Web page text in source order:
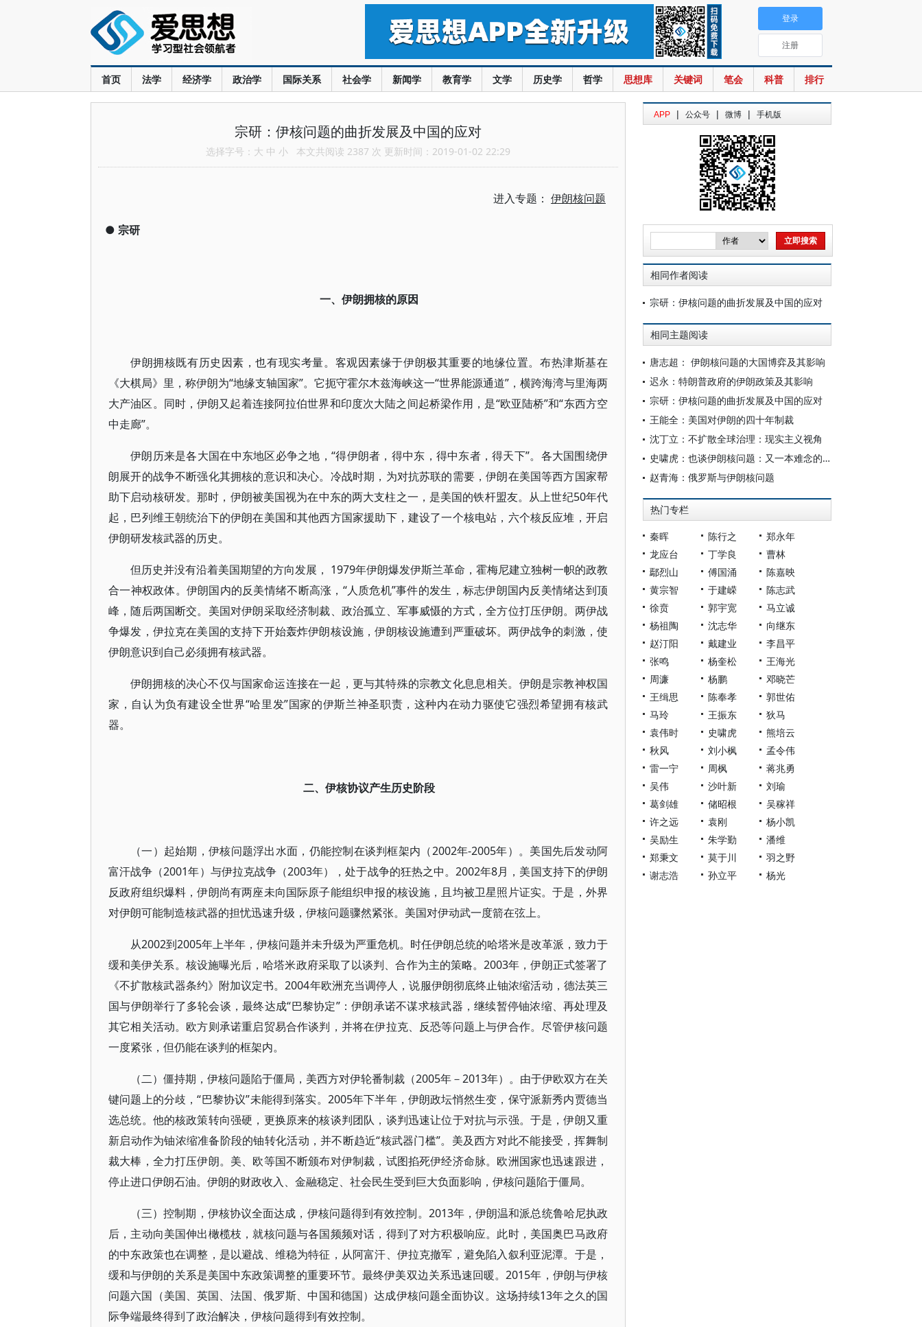
首页 法学 经济学 政治学 国际关系 社会学 新闻学 教育学 文学 历史学 哲学 思想库 关键词 笔会 科普 排行
登录
注册
宗研：伊核问题的曲折发展及中国的应对
选择字号： 大 中 小 本文共阅读 2387 次 更新时间：2019-01-02 22:29
进入专题： 伊朗核问题
● 宗研
一、伊朗拥核的原因
伊朗拥核既有历史因素，也有现实考量。客观因素缘于伊朗极其重要的地缘位置。布热津斯基在
《大棋局》里，称伊朗为“地缘支轴国家”。它扼守霍尔木兹海峡这一“世界能源通道”，横跨海湾与里海两
大产油区。同时，伊朗又起着连接阿拉伯世界和印度次大陆之间起桥梁作用，是“欧亚陆桥”和“东西方空
中走廊”。
伊朗历来是各大国在中东地区必争之地，“得伊朗者，得中东，得中东者，得天下”。各大国围绕伊
朗展开的战争不断强化其拥核的意识和决心。冷战时期，为对抗苏联的需要，伊朗在美国等西方国家帮
助下启动核研发。那时，伊朗被美国视为在中东的两大支柱之一，是美国的铁杆盟友。从上世纪50年代
起，巴列维王朝统治下的伊朗在美国和其他西方国家援助下，建设了一个核电站，六个核反应堆，开启
伊朗研发核武器的历史。
但历史并没有沿着美国期望的方向发展， 1979年伊朗爆发伊斯兰革命，霍梅尼建立独树一帜的政教
合一神权政体。伊朗国内的反美情绪不断高涨，“人质危机”事件的发生，标志伊朗国内反美情绪达到顶
峰，随后两国断交。美国对伊朗采取经济制裁、政治孤立、军事威慑的方式，全方位打压伊朗。两伊战
争爆发，伊拉克在美国的支持下开始轰炸伊朗核设施，伊朗核设施遭到严重破坏。两伊战争的刺激，使
伊朗意识到自己必须拥有核武器。
伊朗拥核的决心不仅与国家命运连接在一起，更与其特殊的宗教文化息息相关。伊朗是宗教神权国
家，自认为负有建设全世界“哈里发”国家的伊斯兰神圣职责，这种内在动力驱使它强烈希望拥有核武
器。
二、伊核协议产生历史阶段
（一）起始期，伊核问题浮出水面，仍能控制在谈判框架内（2002年-2005年）。美国先后发动阿
富汗战争（2001年）与伊拉克战争（2003年），处于战争的狂热之中。2002年8月，美国支持下的伊朗
反政府组织爆料，伊朗尚有两座未向国际原子能组织申报的核设施，且均被卫星照片证实。于是，外界
对伊朗可能制造核武器的担忧迅速升级，伊核问题骤然紧张。美国对伊动武一度箭在弦上。
从2002到2005年上半年，伊核问题并未升级为严重危机。时任伊朗总统的哈塔米是改革派，致力于
缓和美伊关系。核设施曝光后，哈塔米政府采取了以谈判、合作为主的策略。2003年，伊朗正式签署了
《不扩散核武器条约》附加议定书。2004年欧洲充当调停人，说服伊朗彻底终止铀浓缩活动，德法英三
国与伊朗举行了多轮会谈，最终达成“巴黎协定”：伊朗承诺不谋求核武器，继续暂停铀浓缩、再处理及
其它相关活动。欧方则承诺重启贸易合作谈判，并将在伊拉克、反恐等问题上与伊合作。尽管伊核问题
一度紧张，但仍能在谈判的框架内。
（二）僵持期，伊核问题陷于僵局，美西方对伊轮番制裁（2005年－2013年）。由于伊欧双方在关
键问题上的分歧，“巴黎协议”未能得到落实。2005年下半年，伊朗政坛悄然生变，保守派新秀内贾德当
选总统。他的核政策转向强硬，更换原来的核谈判团队，谈判迅速让位于对抗与示强。于是，伊朗又重
新启动作为铀浓缩准备阶段的铀转化活动，并不断趋近“核武器门槛”。美及西方对此不能接受，挥舞制
裁大棒，全力打压伊朗。美、欧等国不断颁布对伊制裁，试图掐死伊经济命脉。欧洲国家也迅速跟进，
停止进口伊朗石油。伊朗的财政收入、金融稳定、社会民生受到巨大负面影响，伊核问题陷于僵局。
（三）控制期，伊核协议全面达成，伊核问题得到有效控制。2013年，伊朗温和派总统鲁哈尼执政
后，主动向美国伸出橄榄枝，就核问题与各国频频对话，得到了对方积极响应。此时，美国奥巴马政府
的中东政策也在调整，是以避战、维稳为特征，从阿富汗、伊拉克撤军，避免陷入叙利亚泥潭。于是，
缓和与伊朗的关系是美国中东政策调整的重要环节。最终伊美双边关系迅速回暖。2015年，伊朗与伊核
问题六国（美国、英国、法国、俄罗斯、中国和德国）达成伊核问题全面协议。这场持续13年之久的国
际争端最终得到了政治解决，伊核问题得到有效控制。
APP | 公众号 | 微博 | 手机版
相同作者阅读
宗研：伊核问题的曲折发展及中国的应对
相同主题阅读
唐志超： 伊朗核问题的大国博弈及其影响
迟永：特朗普政府的伊朗政策及其影响
宗研：伊核问题的曲折发展及中国的应对
王能全：美国对伊朗的四十年制裁
沈丁立：不扩散全球治理：现实主义视角
史啸虎：也谈伊朗核问题：又一本难念的经
赵青海：俄罗斯与伊朗核问题
热门专栏
秦晖 陈行之
郑永年
龙应台
丁学良
曹林
鄢烈山
傅国涌
陈嘉映
黄宗智
于建嵘
陈志武
徐贲
郭宇宽
马立诚
杨祖陶
沈志华
向继东
赵汀阳
戴建业
李昌平
张鸣
杨奎松
王海光
周濂
杨鹏
邓晓芒
王缉思
陈奉孝
郭世佑
马玲
王振东
狄马
袁伟时
史啸虎
熊培云
秋风
刘小枫
孟令伟
雷一宁
周枫
蒋兆勇
吴伟
沙叶新
刘瑜
葛剑雄
储昭根
吴稼祥
许之远
袁刚
杨小凯
吴励生
朱学勤
潘维
郑秉文
莫于川
羽之野
谢志浩
孙立平 杨光